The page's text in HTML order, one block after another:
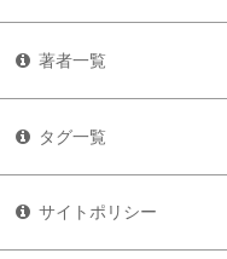
著者一覧
タグ一覧
サイトポリシー